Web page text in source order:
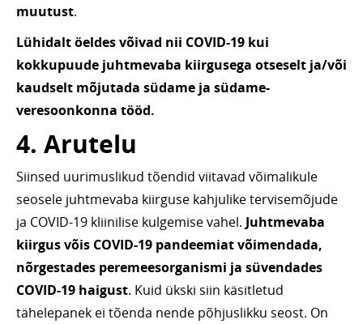
muutust.
Lühidalt öeldes võivad nii COVID-19 kui
kokkupuude juhtmevaba kiirgusega otseselt ja/või
kaudselt mõjutada südame ja südame-
veresoonkonna tööd.
4. Arutelu
Siinsed uurimuslikud tõendid viitavad võimalikule
seosele juhtmevaba kiirguse kahjulike tervisemõjude
ja COVID-19 kliinilise kulgemise vahel. Juhtmevaba
kiirgus võis COVID-19 pandeemiat võimendada,
nõrgestades peremeesorganismi ja süvendades
COVID-19 haigust. Kuid ükski siin käsitletud
tähelepanek ei tõenda nende põhjuslikku seost. On